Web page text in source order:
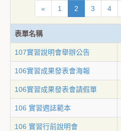
« 1 2 3 4
表單名稱
107實習說明會舉辦公告
106實習成果發表會海報
106實習成果發表會請假單
106 實習週誌範本
106 實習行前說明會